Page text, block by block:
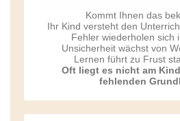
Kommt Ihnen das
Ihr Kind versteht den
Fehler wiederholen sich
Unsicherheit wächst von
Lernen führt zu Frust
Oft liegt es nicht am
fehlenden